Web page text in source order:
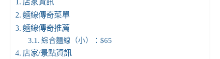
店家資訊
麵線傳奇菜單
麵線傳奇推薦
綜合麵線（小）：$65
店家/景點資訊